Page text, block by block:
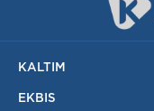
KALTIM
EKBIS